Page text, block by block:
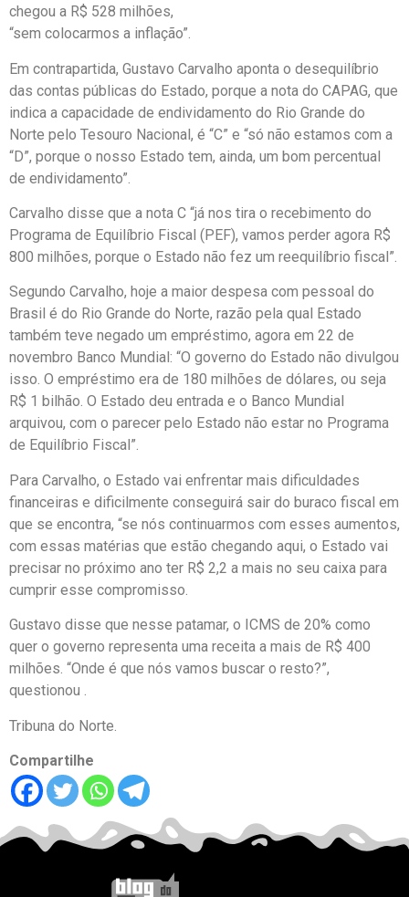
chegou a R$ 528 milhões,
“sem colocarmos a inflação”.
Em contrapartida, Gustavo Carvalho aponta o desequilíbrio
das contas públicas do Estado, porque a nota do CAPAG, que
indica a capacidade de endividamento do Rio Grande do
Norte pelo Tesouro Nacional, é “C” e “só não estamos com a
“D”, porque o nosso Estado tem, ainda, um bom percentual
de endividamento”.
Carvalho disse que a nota C “já nos tira o recebimento do
Programa de Equilíbrio Fiscal (PEF), vamos perder agora R$
800 milhões, porque o Estado não fez um reequilíbrio fiscal”.
Segundo Carvalho, hoje a maior despesa com pessoal do
Brasil é do Rio Grande do Norte, razão pela qual Estado
também teve negado um empréstimo, agora em 22 de
novembro Banco Mundial: “O governo do Estado não divulgou
isso. O empréstimo era de 180 milhões de dólares, ou seja
R$ 1 bilhão. O Estado deu entrada e o Banco Mundial
arquivou, com o parecer pelo Estado não estar no Programa
de Equilíbrio Fiscal”.
Para Carvalho, o Estado vai enfrentar mais dificuldades
financeiras e dificilmente conseguirá sair do buraco fiscal em
que se encontra, “se nós continuarmos com esses aumentos,
com essas matérias que estão chegando aqui, o Estado vai
precisar no próximo ano ter R$ 2,2 a mais no seu caixa para
cumprir esse compromisso.
Gustavo disse que nesse patamar, o ICMS de 20% como
quer o governo representa uma receita a mais de R$ 400
milhões. “Onde é que nós vamos buscar o resto?”,
questionou .
Tribuna do Norte.
Compartilhe